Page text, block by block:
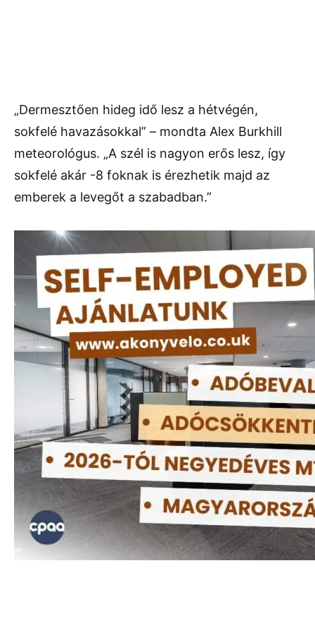
„Dermesztően hideg idő lesz a hétvégén,
sokfelé havazásokkal” – mondta Alex Burkhill
meteorológus. „A szél is nagyon erős lesz, így
sokfelé akár -8 foknak is érezhetik majd az
emberek a levegőt a szabadban.”